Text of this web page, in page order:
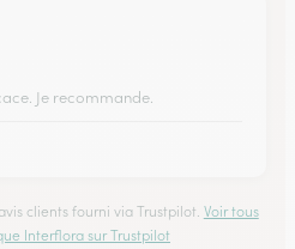
Je recommande.
clients fourni via Trustpilot. Voir tous
Interflora sur Trustpilot